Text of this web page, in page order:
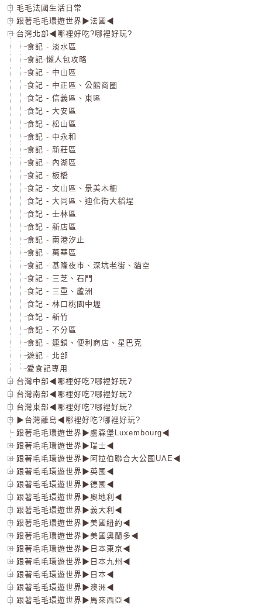
毛毛法國生活日常
跟著毛毛環遊世界▶法國◀
台灣北部◀哪裡好吃?哪裡好玩?
食記 - 淡水區
食記-懶人包攻略
食記 - 中山區
食記 - 中正區、公館商圈
食記 - 信義區、東區
食記 - 大安區
食記 - 松山區
食記 - 中永和
食記 - 新莊區
食記 - 內湖區
食記 - 板橋
食記 - 文山區、景美木柵
食記 - 大同區、迪化街大稻埕
食記 - 士林區
食記 - 新店區
食記 - 南港汐止
食記 - 萬華區
食記 - 基隆夜市、深坑老街、貓空
食記 - 三芝、石門
食記 - 三重、蘆洲
食記 - 林口桃園中壢
食記 - 新竹
食記 - 不分區
食記 - 連鎖、便利商店、星巴克
遊記 - 北部
愛食記專用
台灣中部◀哪裡好吃?哪裡好玩?
台灣南部◀哪裡好吃?哪裡好玩?
台灣東部◀哪裡好吃?哪裡好玩?
▶台灣離島◀哪裡好吃?哪裡好玩?
跟著毛毛環遊世界▶盧森堡Luxembourg◀
跟著毛毛環遊世界▶瑞士◀
跟著毛毛環遊世界▶阿拉伯聯合大公國UAE◀
跟著毛毛環遊世界▶英國◀
跟著毛毛環遊世界▶德國◀
跟著毛毛環遊世界▶奧地利◀
跟著毛毛環遊世界▶義大利◀
跟著毛毛環遊世界▶美國紐約◀
跟著毛毛環遊世界▶美國奧蘭多◀
跟著毛毛環遊世界▶日本東京◀
跟著毛毛環遊世界▶日本九州◀
跟著毛毛環遊世界▶日本◀
跟著毛毛環遊世界▶澳洲◀
跟著毛毛環遊世界▶馬來西亞◀